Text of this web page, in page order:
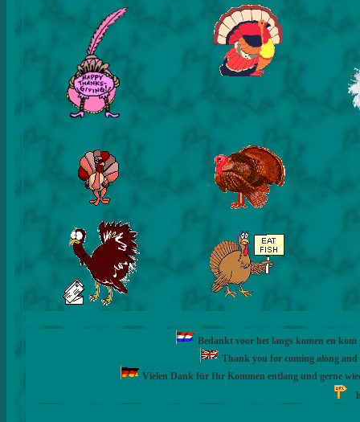
Bedankt voor het langs komen en
Thank you for coming along and
Vielen Dank für Ihr Kommen entlang und gerne